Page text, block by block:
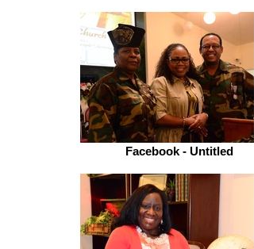
Facebook - Untitled